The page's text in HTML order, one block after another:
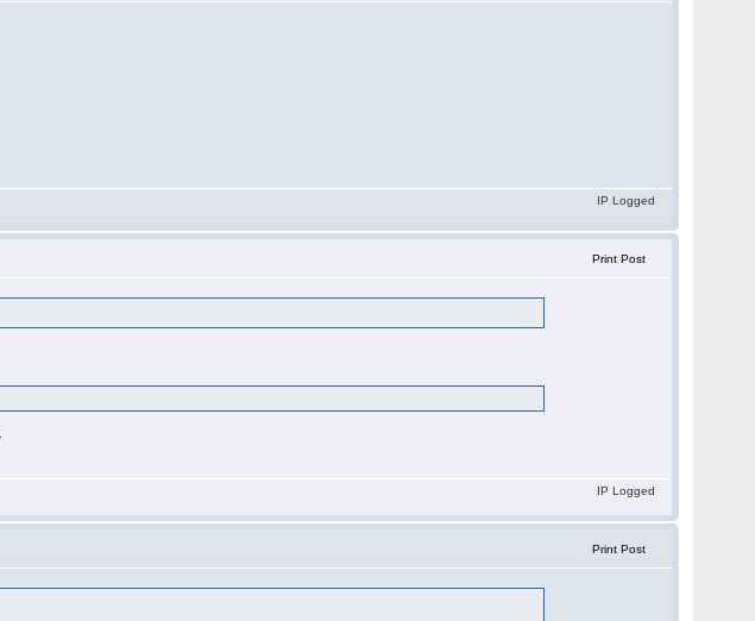
IP Logged
Print Post
IP Logged
Print Post